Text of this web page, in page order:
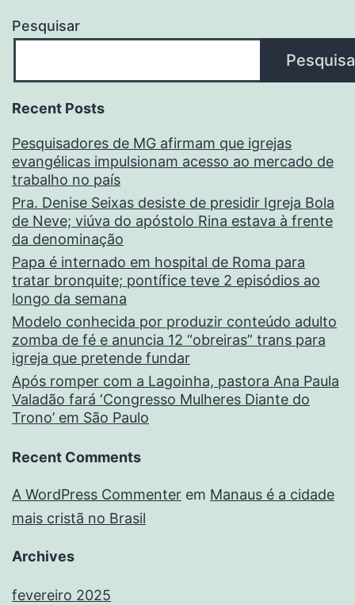
Pesquisar
Recent Posts
Pesquisadores de MG afirmam que igrejas
evangélicas impulsionam acesso ao mercado de
trabalho no país
Pra. Denise Seixas desiste de presidir Igreja Bola
de Neve; viúva do apóstolo Rina estava à frente
da denominação
Papa é internado em hospital de Roma para
tratar bronquite; pontífice teve 2 episódios ao
longo da semana
Modelo conhecida por produzir conteúdo adulto
zomba de fé e anuncia 12 “obreiras” trans para
igreja que pretende fundar
Após romper com a Lagoinha, pastora Ana Paula
Valadão fará ‘Congresso Mulheres Diante do
Trono’ em São Paulo
Recent Comments
A WordPress Commenter em Manaus é a cidade
mais cristã no Brasil
Archives
fevereiro 2025